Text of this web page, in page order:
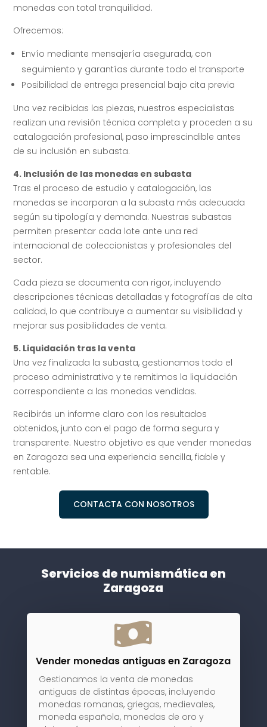
monedas con total tranquilidad.
Ofrecemos:
Envío mediante mensajería asegurada, con
seguimiento y garantías durante todo el transporte
Posibilidad de entrega presencial bajo cita previa
Una vez recibidas las piezas, nuestros especialistas
realizan una revisión técnica completa y proceden a su
catalogación profesional, paso imprescindible antes
de su inclusión en subasta.
4. Inclusión de las monedas en subasta
Tras el proceso de estudio y catalogación, las
monedas se incorporan a la subasta más adecuada
según su tipología y demanda. Nuestras subastas
permiten presentar cada lote ante una red
internacional de coleccionistas y profesionales del
sector.
Cada pieza se documenta con rigor, incluyendo
descripciones técnicas detalladas y fotografías de alta
calidad, lo que contribuye a aumentar su visibilidad y
mejorar sus posibilidades de venta.
5. Liquidación tras la venta
Una vez finalizada la subasta, gestionamos todo el
proceso administrativo y te remitimos la liquidación
correspondiente a las monedas vendidas.
Recibirás un informe claro con los resultados
obtenidos, junto con el pago de forma segura y
transparente. Nuestro objetivo es que vender monedas
en Zaragoza sea una experiencia sencilla, fiable y
rentable.
CONTACTA CON NOSOTROS
Servicios de numismática en
Zaragoza

Vender monedas antiguas en Zaragoza
Gestionamos la venta de monedas
antiguas de distintas épocas, incluyendo
monedas romanas, griegas, medievales,
moneda española, monedas de oro y